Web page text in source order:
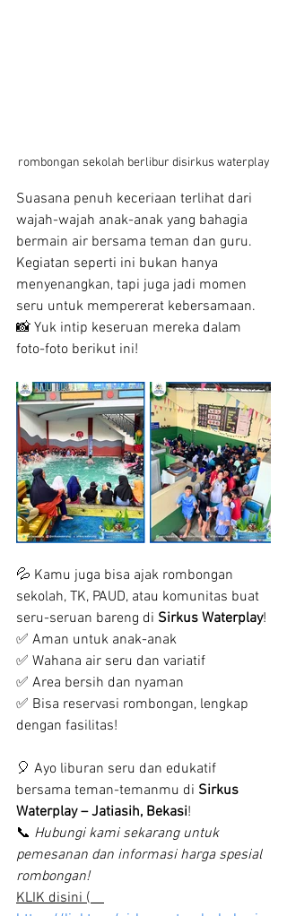
rombongan sekolah berlibur disirkus waterplay
Suasana penuh keceriaan terlihat dari
wajah-wajah anak-anak yang bahagia
bermain air bersama teman dan guru.
Kegiatan seperti ini bukan hanya
menyenangkan, tapi juga jadi momen
seru untuk mempererat kebersamaan.
📸 Yuk intip keseruan mereka dalam
foto-foto berikut ini!
💦 Kamu juga bisa ajak rombongan
sekolah, TK, PAUD, atau komunitas buat
seru-seruan bareng di Sirkus Waterplay!
✅ Aman untuk anak-anak
✅ Wahana air seru dan variatif
✅ Area bersih dan nyaman
✅ Bisa reservasi rombongan, lengkap
dengan fasilitas!
🎈 Ayo liburan seru dan edukatif
bersama teman-temanmu di Sirkus
Waterplay – Jatiasih, Bekasi!
📞 Hubungi kami sekarang untuk
pemesanan dan informasi harga spesial
rombongan!
KLIK disini (